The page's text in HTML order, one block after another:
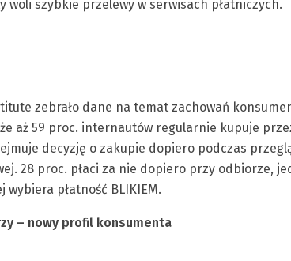
woli szybkie przelewy w serwisach płatniczych.
zebrało dane na temat zachowań
że aż 59 proc. internautów regularnie kupuje
decyzję o zakupie dopiero podczas
28 proc. płaci za nie dopiero przy odbiorze,
wybiera płatność BLIKIEM.
– nowy profil konsumenta